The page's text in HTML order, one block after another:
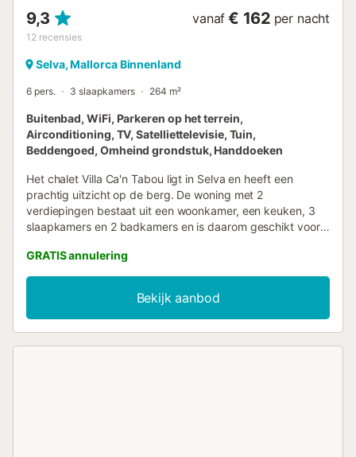
9,3
12 recensies
vanaf € 162 per nacht
Selva, Mallorca Binnenland
6 pers. 3 slaapkamers 264 m²
Buitenbad, WiFi, Parkeren op het terrein,
Airconditioning, TV, Satelliettelevisie, Tuin,
Beddengoed, Omheind grondstuk, Handdoeken
Het chalet Villa Ca'n Tabou ligt in Selva en heeft een
prachtig uitzicht op de berg. De woning met 2
verdiepingen bestaat uit een woonkamer, een keuken, 3
slaapkamers en 2 badkamers en is daarom geschikt voor
speciale werkruimte voor thuiskantoor, een tv en een
wasmachine. Een babybedje en een kinderstoel zijn ook
beschikbaar. Airconditioning is beschikbaar in alle
slaapkamers. Er zijn beveiligingscamera's en/of
geluidsopnameapparatuur aanwezig. Dit chalet beschikt
GRATIS annulering
Bekijk aanbod